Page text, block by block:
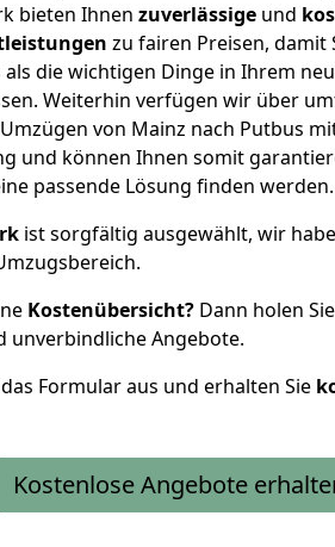
bieten Ihnen zuverlässige und
zu fairen Preisen, damit
die wichtigen Dinge in Ihrem
Weiterhin verfügen wir über
von Mainz nach Putbus
und können Ihnen somit
passende Lösung finden werden.
ist sorgfältig ausgewählt, wir
Kostenübersicht? Dann holen
unverbindliche Angebote.
Formular aus und erhalten Sie
Kostenlose Angebote